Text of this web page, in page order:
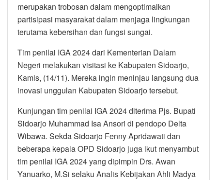
merupakan trobosan dalam mengoptimalkan
partisipasi masyarakat dalam menjaga lingkungan
terutama kebersihan dan fungsi sungai.
Tim penilai IGA 2024 dari Kementerian Dalam
Negeri melakukan visitasi ke Kabupaten Sidoarjo,
Kamis, (14/11). Mereka ingin meninjau langsung dua
inovasi unggulan Kabupaten Sidoarjo tersebut.
Kunjungan tim penilai IGA 2024 diterima Pjs. Bupati
Sidoarjo Muhammad Isa Ansori di pendopo Delta
Wibawa. Sekda Sidoarjo Fenny Apridawati dan
beberapa kepala OPD Sidoarjo juga ikut menyambut
tim penilai IGA 2024 yang dipimpin Drs. Awan
Yanuarko, M.Si selaku Analis Kebijakan Ahli Madya